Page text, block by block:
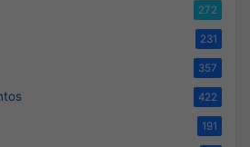
272
231
357
422
191